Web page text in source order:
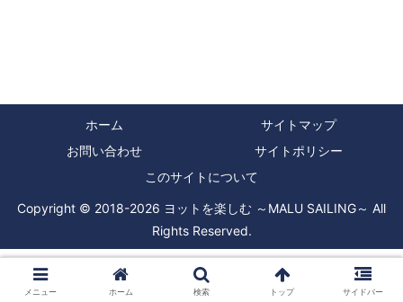
ホーム
サイトマップ
お問い合わせ
サイトポリシー
このサイトについて
Copyright © 2018-2026 ヨットを楽しむ ～MALU SAILING～ All
Rights Reserved.
メニュー ホーム 検索 トップ サイドバー